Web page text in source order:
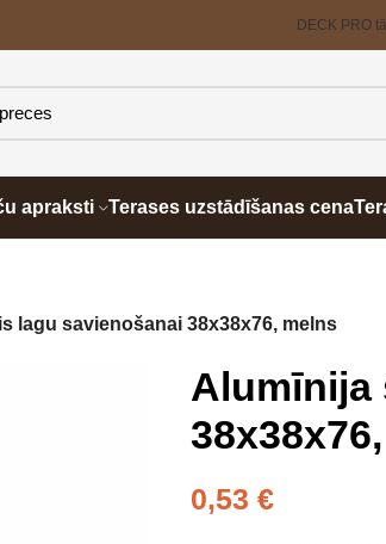
DECK PRO
apraksti Terases uzstādīšanas cena
lagu savienošanai 38x38x76, melns
Alumīnija
0,53 €